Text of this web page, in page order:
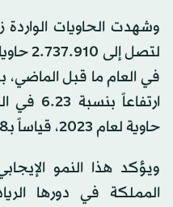
في العام ما قبل
حاوية لعام 2023، قياساً بـ5.552.298 حاوية في 2022.
ويؤكد هذا النمو
المملكة في دورها